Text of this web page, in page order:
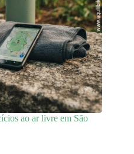
ao ar livre em São